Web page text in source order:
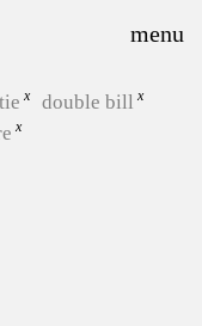
double bill